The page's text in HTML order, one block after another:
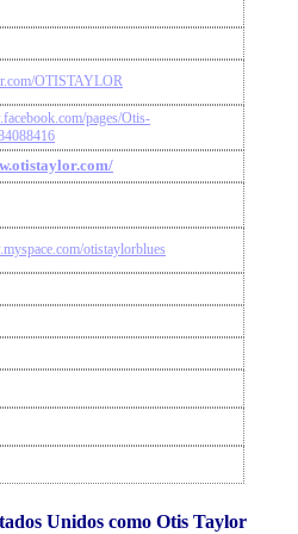
OTISTAYLOR
pages/Otis-
otistaylorblues
Unidos como Otis Taylor